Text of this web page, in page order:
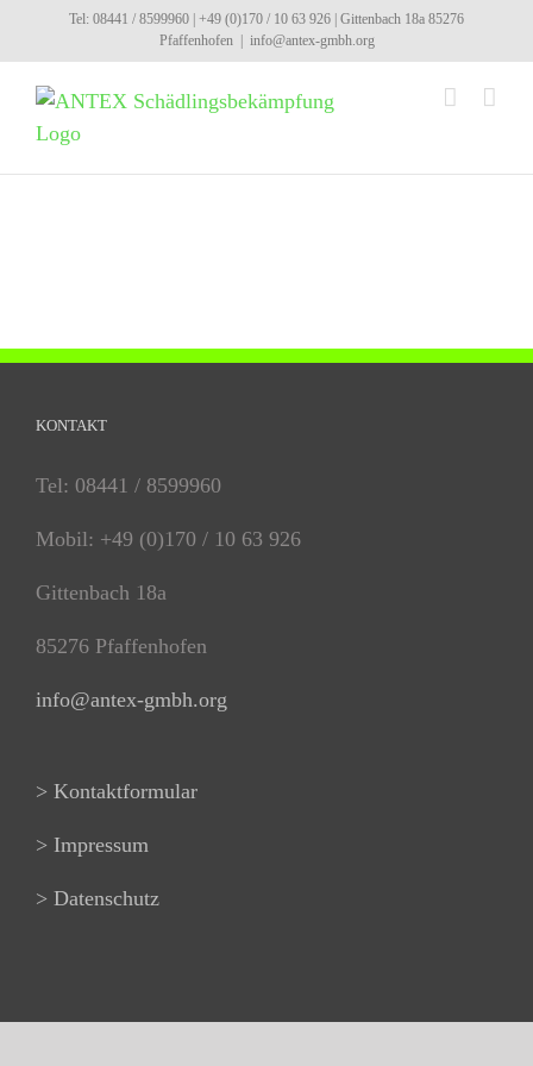
Tel: 08441 / 8599960 | +49 (0)170 / 10 63 926 | Gittenbach 18a 85276
Pfaffenhofen
info@antex-gmbh.org
KONTAKT
Tel: 08441 / 8599960
Mobil: +49 (0)170 / 10 63 926
Gittenbach 18a
85276 Pfaffenhofen
info@antex-gmbh.org
> Kontaktformular
> Impressum
> Datenschutz